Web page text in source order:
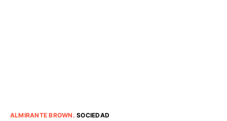
ALMIRANTE BROWN .SOCIEDAD